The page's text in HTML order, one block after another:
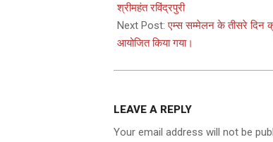
19
श्रीमहंत रविंद्रपुरी
Next Post:एम्स सम्मेलन के तीसरे दिन
आयोजित किया गया।
LEAVE A REPLY
Your email address will not be